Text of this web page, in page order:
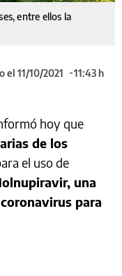
entre ellos la
el 11/10/2021
11:43 h
hoy que
de los
el uso de
una
para